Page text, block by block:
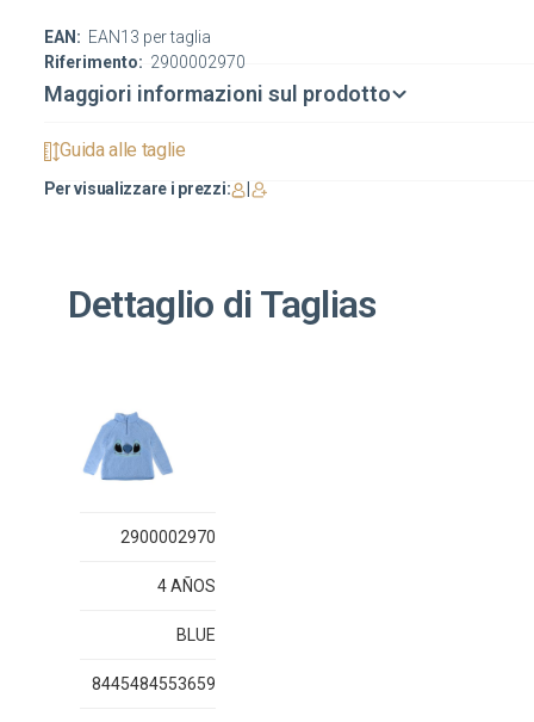
Riferimento: 2900002970
EAN: EAN13 per taglia
Maggiori informazioni sul prodotto
Guida alle taglie
Per visualizzare i prezzi:
Dettaglio di Taglias
2900002970
4 AÑOS
BLUE
8445484553659